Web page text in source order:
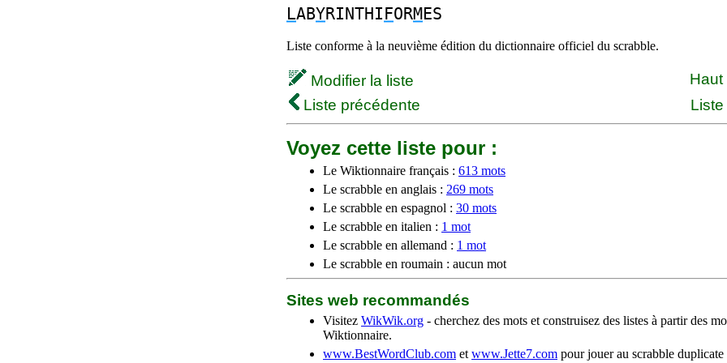
LABYRINTHIFORMES
Liste conforme à la neuvième édition du dictionnaire officiel du scrabble.
Modifier la liste
Liste précédente
Voyez cette liste pour :
Le Wiktionnaire français : 613 mots
Le scrabble en anglais : 269 mots
Le scrabble en espagnol : 30 mots
Le scrabble en italien : 1 mot
Le scrabble en allemand : 1 mot
Le scrabble en roumain : aucun mot
Sites web recommandés
Visitez WikWik.org - cherchez des mots et construisez des listes à partir des
Wiktionnaire.
www.BestWordClub.com et www.Jette7.com pour jouer au scrabble